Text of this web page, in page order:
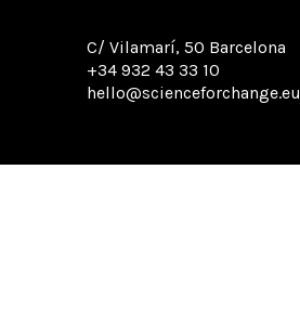
C/ Vilamarí, 50 Barcelona
+34 932 43 33 10
hello@scienceforchange.eu